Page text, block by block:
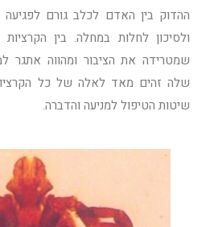
ההדוק בין האדם לכלב גורם
ולסיכון לחלות במחלה. בין
שמטרידה את הציבור ומהווה אתגר
שלה זהים מאד לאלה של כל
שיטות הטיפול למניעה והדברה.